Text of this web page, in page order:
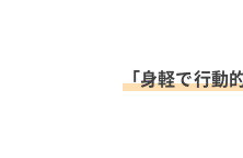
「身軽で行動